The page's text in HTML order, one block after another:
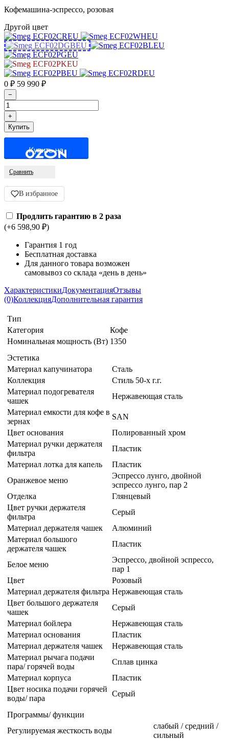
Кофемашина-эспрессо, розовая
Другой цвет
0 ₽ 59 990 ₽
Купить на
Сравнить
В избранное
Продлить гарантию в 2 раза
(+6 598,90 ₽)
Гарантия 1 год
Бесплатная доставка
Для данного товара возможен
самовывоз со склада «день в день»
ХарактеристикиДокументацияОтзывы
(0)КоллекцияДополнительная гарантия
Тип
Категория
Кофе
Номинальная мощность (Вт) 1350
Эстетика
Материал капучинатора
Сталь
Коллекция
Стиль 50-х г.г.
Материал подогревателя
чашек
Нержавеющая сталь
Материал емкости для кофе в
зернах
SAN
Цвет основания
Полированный хром
Материал ручки держателя
фильтра
Пластик
Материал лотка для капель
Пластик
Оранжевое меню
Эспрессо лунго, двойной
эспрессо лунго, пар 2
Отделка
Глянцевый
Цвет ручки держателя
фильтра
Серый
Материал держателя чашек
Алюминий
Материал большого
держателя чашек
Пластик
Белое меню
Эспрессо, двойной эспрессо,
пар 1
Цвет
Розовый
Материал держателя фильтра Нержавеющая сталь
Цвет большого держателя
чашек
Серый
Материал бойлера
Нержавеющая сталь
Материал основания
Пластик
Материал держателя чашек
Нержавеющая сталь
Материал рычага подачи
пара/ горячей воды
Сплав цинка
Материал корпуса
Пластик
Цвет носика подачи горячей
воды/ пара
Серый
Программы/ функции
Регулируемая жесткость воды
слабый / средний /
сильный